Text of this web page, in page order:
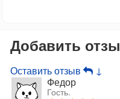
Добавить
Оставить отзыв
↓
Федор
Гость.